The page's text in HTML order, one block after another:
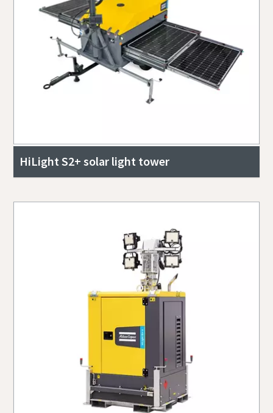
HiLight S2+ solar light tower